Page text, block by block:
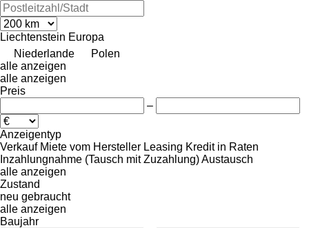
Liechtenstein Europa
Niederlande
Polen
alle anzeigen
alle anzeigen
Preis
–
Anzeigentyp
Verkauf Miete vom Hersteller Leasing Kredit in Raten
Inzahlungnahme (Tausch mit Zuzahlung)Austausch
alle anzeigen
Zustand
neu gebraucht
alle anzeigen
Baujahr